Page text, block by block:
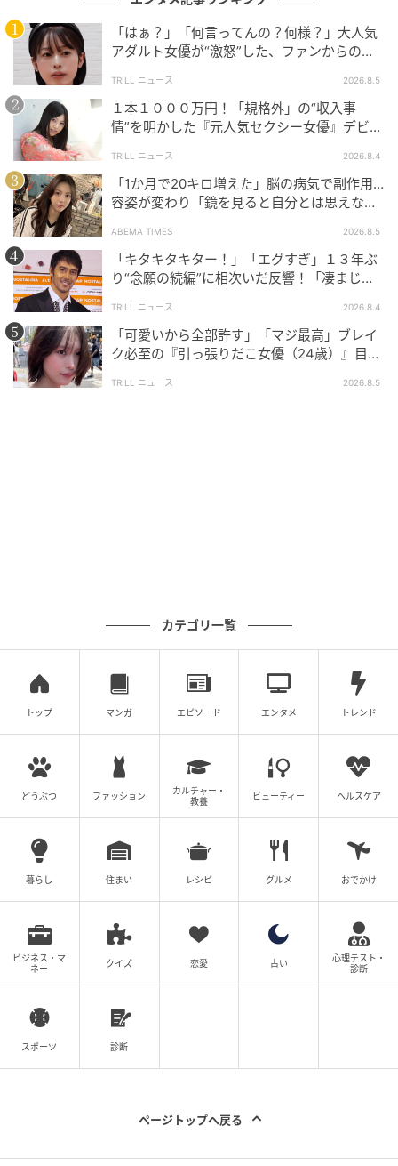
覗かせる2人に、湊も「本当の親子に見えて胸に迫るも
のがあった」と称賛の言葉を贈った。
本作への期待が高まる中、会見では報道陣からの質疑
応答も実施。「本作で、演じていて特に難しかった点
は？」と聞かれた西島は、「人として超えてはいけな
い一線を超える役柄に葛藤しました」と前置きしつ
つ、「一方で、本作がどこまでも深い愛の物語だから
こそ、その葛藤にも向き合いました」と語り、当時を
振り返った。
続いて、「現代ドラマ初出演が決まった際、父である
歌舞伎俳優・松本幸四郎氏からアドバイスなどありま
したか？」と質問が及ぶと、染五郎は少し悩みながら
も「父からは、演じることにおいて、とにかく色んな
パターンを試して、一瞬に全てを込めるように、と助
言をもらった」と回答。
とが起こる撮影現場でも西島さんが、中心にドンとい
わず照れ笑いを浮かべるひと幕もあり、会場は温かい
空気に包まれた。
また、湊に対しては、「詳細は明かされていません
が、染五郎さん演じる至（いたる）の標本姿に期待が
高まります。ご覧になっていかがでしたか？」という
するとリアリティが薄まる部分でも、この標本を作る
ためなら、人としての一線を超えるだろうと感じさせ
られる出来栄えに迫力と納得感を抱きました」と湊も
興奮気味にその魅力を熱弁。「異世界に迷い込んだよ
うな美しい世界観を表現していただき、感動しまし
た」とさらなる期待を込めた。
最後に西島は「本当に二転三転して、誰にも真実を予
染五郎は「親から子へ、子から親へという親子愛が大
「はぁ？」「何言ってんの？何様？」大人気
アダルト女優が“激怒”した、ファンからの
TRILL ニュース 2026.8.5
１本１０００万円！「規格外」の“収入事
情”を明かした『元人気セクシー女優』デビュ
TRILL ニュース 2026.8.4
「1か月で20キロ増えた」脳の病気で副作用…
容姿が変わり「鏡を見ると自分とは思えなか
ABEMA TIMES 2026.8.5
「キタキタキター！」「エグすぎ」１３年ぶ
り“念願の続編”に相次いだ反響！「凄まじく
TRILL ニュース 2026.8.4
「可愛いから全部許す」「マジ最高」ブレイ
ク必至の『引っ張りだこ女優（24歳）』目が
TRILL ニュース 2026.8.5
カテゴリ一覧
トップ マンガ エピソード エンタメ トレンド
どうぶつ ファッション
カルチャー・
教養
ビューティー ヘルスケア
暮らし 住まい レシピ グルメ おでかけ
ビジネス・マ
ネー
クイズ 恋愛 占い
心理テスト・
診断
スポーツ 診断
ページトップへ戻る